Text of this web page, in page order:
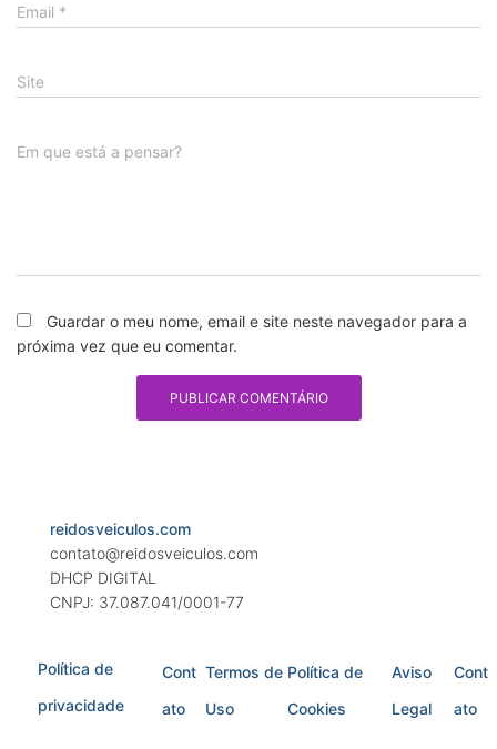
Email *
Site
Em que está a pensar?
Guardar o meu nome, email e site neste navegador para a
próxima vez que eu comentar.
reidosveiculos.com
contato@reidosveiculos.com
DHCP DIGITAL
CNPJ: 37.087.041/0001-77
Política de
privacidade
Cont
ato
Termos de
Uso
Política de
Cookies
Aviso
Legal
Cont
ato